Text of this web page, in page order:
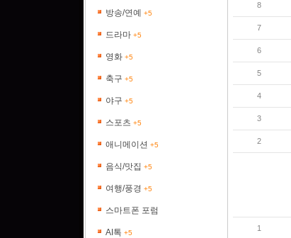
방송/연예 +5
드라마 +5
영화 +5
축구 +5
야구 +5
스포츠 +5
애니메이션 +5
음식/맛집 +5
여행/풍경 +5
스마트폰 포럼
AI톡 +5
8
7
6
5
4
3
2
1